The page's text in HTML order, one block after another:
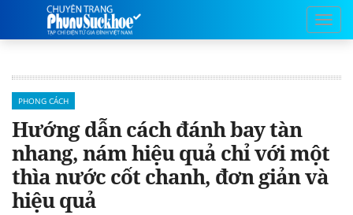
PHONG CÁCH
Hướng dẫn cách đánh bay tàn
nhang, nám hiệu quả chỉ với một
thìa nước cốt chanh, đơn giản và
hiệu quả